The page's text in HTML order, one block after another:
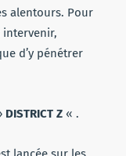
alentours. Pour
intervenir,
d’y pénétrer
DISTRICT Z « .